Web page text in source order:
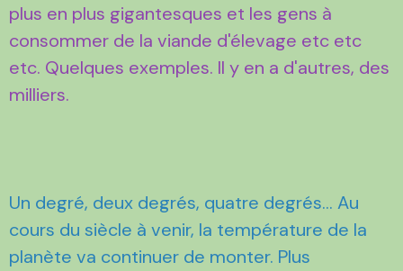
plus en plus gigantesques et les gens à
consommer de la viande d'élevage etc etc
etc. Quelques exemples. Il y en a d'autres, des
milliers.
Un degré, deux degrés, quatre degrés… Au
cours du siècle à venir, la température de la
planète va continuer de monter. Plus